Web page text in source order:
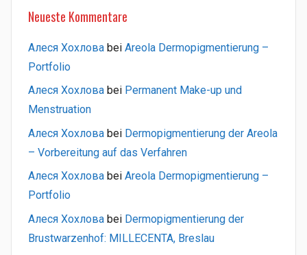
Neueste Kommentare
Алеся Хохлова bei Areola Dermopigmentierung –
Portfolio
Алеся Хохлова bei Permanent Make-up und
Menstruation
Алеся Хохлова bei Dermopigmentierung der Areola
– Vorbereitung auf das Verfahren
Алеся Хохлова bei Areola Dermopigmentierung –
Portfolio
Алеся Хохлова bei Dermopigmentierung der
Brustwarzenhof: MILLECENTA, Breslau